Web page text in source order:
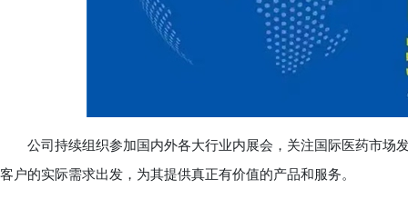
公司持续组织参加国内外各大行业内展会，关注国际医药市场
客户的实际需求出发，为其提供真正有价值的产品和服务。